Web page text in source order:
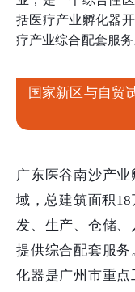
括医疗产业孵化器
疗产业综合配套服务
国家新区与自贸
广东医谷南沙产
域，总建筑面积
发、生产、仓储
提供综合配套服
化器是广州市重